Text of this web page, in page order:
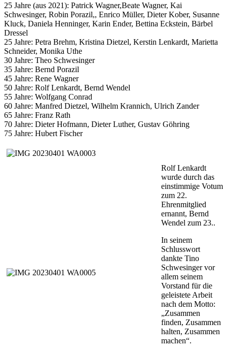
25 Jahre (aus 2021): Patrick Wagner,Beate Wagner, Kai
Schwesinger, Robin Porazil,, Enrico Müller, Dieter Kober, Susanne
Kluck, Daniela Henninger, Karin Ender, Bettina Eckstein, Bärbel
Dressel
25 Jahre: Petra Brehm, Kristina Dietzel, Kerstin Lenkardt, Marietta
Schneider, Monika Uthe
30 Jahre: Theo Schwesinger
35 Jahre: Bernd Porazil
45 Jahre: Rene Wagner
50 Jahre: Rolf Lenkardt, Bernd Wendel
55 Jahre: Wolfgang Conrad
60 Jahre: Manfred Dietzel, Wilhelm Krannich, Ulrich Zander
65 Jahre: Franz Rath
70 Jahre: Dieter Hofmann, Dieter Luther, Gustav Göhring
75 Jahre: Hubert Fischer
Rolf Lenkardt
wurde durch das
einstimmige Votum
zum 22.
Ehrenmitglied
ernannt, Bernd
Wendel zum 23..
In seinem
Schlusswort
dankte Tino
Schwesinger vor
allem seinem
Vorstand für die
geleistete Arbeit
nach dem Motto:
„Zusammen
finden, Zusammen
halten, Zusammen
machen“.